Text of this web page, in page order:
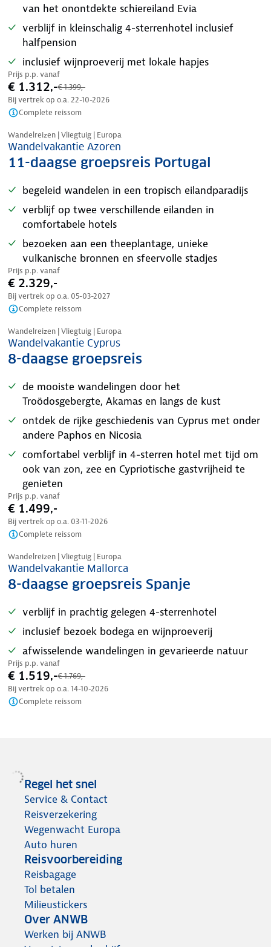
van het onontdekte schiereiland Evia
verblijf in kleinschalig 4-sterrenhotel inclusief
halfpension
inclusief wijnproeverij met lokale hapjes
Prijs p.p. vanaf
€ 1.312,-€ 1.399,-
Bij vertrek op o.a. 22-10-2026
Complete reissom
Tijdelijk in prijs verlaagd
Wandelreizen | Vliegtuig | Europa
Wandelvakantie Azoren
11-daagse groepsreis Portugal
begeleid wandelen in een tropisch eilandparadijs
verblijf op twee verschillende eilanden in
comfortabele hotels
bezoeken aan een theeplantage, unieke
vulkanische bronnen en sfeervolle stadjes
Prijs p.p. vanaf
€ 2.329,-
Bij vertrek op o.a. 05-03-2027
Complete reissom
Nazomer korting
Wandelreizen | Vliegtuig | Europa
Wandelvakantie Cyprus
8-daagse groepsreis
de mooiste wandelingen door het
Troödosgebergte, Akamas en langs de kust
ontdek de rijke geschiedenis van Cyprus met onder
andere Paphos en Nicosia
comfortabel verblijf in 4-sterren hotel met tijd om
ook van zon, zee en Cypriotische gastvrijheid te
genieten
Prijs p.p. vanaf
€ 1.499,-
Bij vertrek op o.a. 03-11-2026
Complete reissom
Tijdelijk in prijs verlaagd
Wandelreizen | Vliegtuig | Europa
Wandelvakantie Mallorca
8-daagse groepsreis Spanje
verblijf in prachtig gelegen 4-sterrenhotel
inclusief bezoek bodega en wijnproeverij
afwisselende wandelingen in gevarieerde natuur
Prijs p.p. vanaf
€ 1.519,-€ 1.769,-
Bij vertrek op o.a. 14-10-2026
Complete reissom
Regel het snel
Service & Contact
Reisverzekering
Wegenwacht Europa
Auto huren
Reisvoorbereiding
Reisbagage
Tol betalen
Milieustickers
Over ANWB
Werken bij ANWB